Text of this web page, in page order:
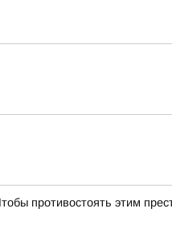
противостоять этим